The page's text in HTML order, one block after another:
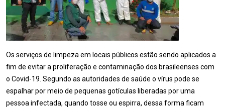
Os serviços de limpeza em locais públicos estão sendo aplicados a
fim de evitar a proliferação e contaminação dos brasileenses com
o Covid-19. Segundo as autoridades de saúde o vírus pode se
espalhar por meio de pequenas gotículas liberadas por uma
pessoa infectada, quando tosse ou espirra, dessa forma ficam